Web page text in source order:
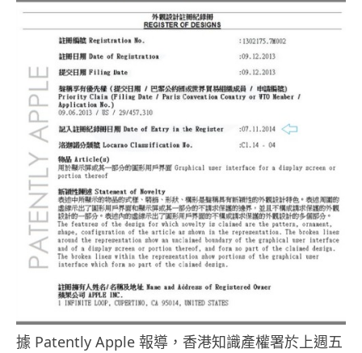
據 Patently Apple 報導，香港知識產權署於上週五